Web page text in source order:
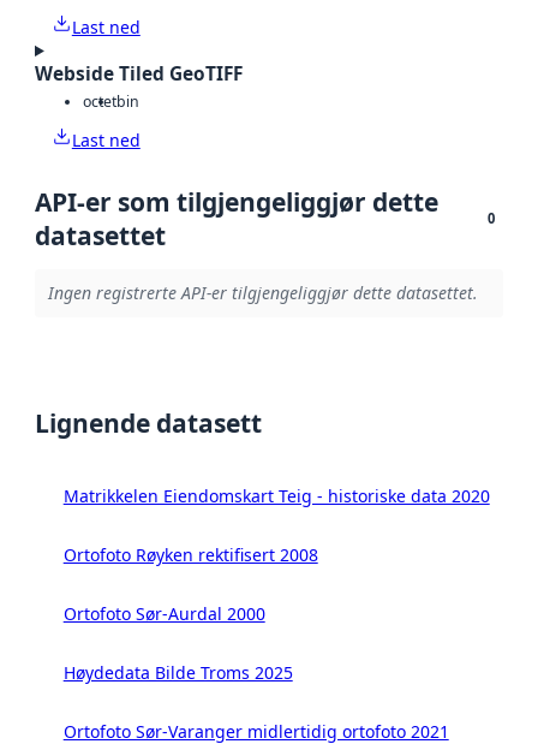
Last ned
Webside Tiled GeoTIFF
octetbin
Last ned
API-er som tilgjengeliggjør dette
datasettet
0
Ingen registrerte API-er tilgjengeliggjør dette datasettet.
Lignende datasett
Matrikkelen Eiendomskart Teig - historiske data 2020
Ortofoto Røyken rektifisert 2008
Ortofoto Sør-Aurdal 2000
Høydedata Bilde Troms 2025
Ortofoto Sør-Varanger midlertidig ortofoto 2021